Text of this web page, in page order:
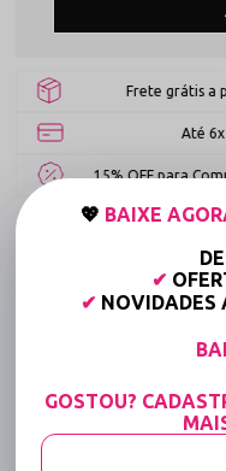
Frete grátis a
Até
15% OFF para
Código identificador
Conjunto Sexy
💖 BAIXE
✔
✔ NOVIDADES
GOSTOU?